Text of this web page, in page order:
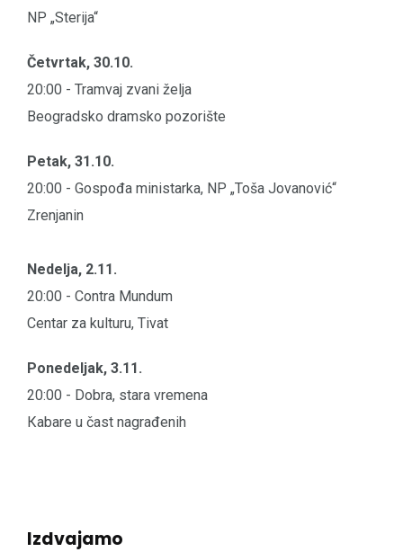
NP „Sterija“
Četvrtak, 30.10.
20:00 - Tramvaj zvani želja
Beogradsko dramsko pozorište
Petak, 31.10.
20:00 - Gospođa ministarka, NP „Toša Jovanović“
Zrenjanin
Nedelja, 2.11.
20:00 - Contra Mundum
Centar za kulturu, Tivat
Ponedeljak, 3.11.
20:00 - Dobra, stara vremena
Кabare u čast nagrađenih
Izdvajamo